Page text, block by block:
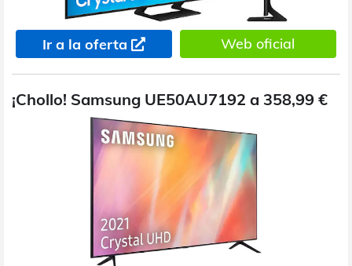
Ir a la oferta Web oficial
¡Chollo! Samsung UE50AU7192 a 358,99 €